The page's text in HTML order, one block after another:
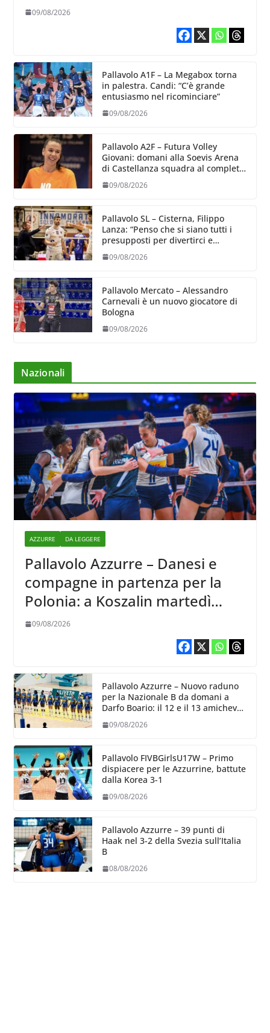
09/08/2026
Pallavolo A1F – La Megabox torna
in palestra. Candi: “C’è grande
entusiasmo nel ricominciare”
09/08/2026
Pallavolo A2F – Futura Volley
Giovani: domani alla Soevis Arena
di Castellanza squadra al completo
09/08/2026
Pallavolo SL – Cisterna, Filippo
Lanza: “Penso che si siano tutti i
presupposti per divertirci e
sappia divertire”
09/08/2026
Pallavolo Mercato – Alessandro
Carnevali è un nuovo giocatore di
Bologna
09/08/2026
Nazionali
AZZURRE DA LEGGERE
Pallavolo Azzurre – Danesi e
compagne in partenza per la
Polonia: a Koszalin martedì
giocano contro la Francia
09/08/2026
Pallavolo Azzurre – Nuovo raduno
per la Nazionale B da domani a
Darfo Boario: il 12 e il 13 amichevoli
09/08/2026
Pallavolo FIVBGirlsU17W – Primo
dispiacere per le Azzurrine, battute
dalla Korea 3-1
09/08/2026
Pallavolo Azzurre – 39 punti di
Haak nel 3-2 della Svezia sull’Italia
B
08/08/2026